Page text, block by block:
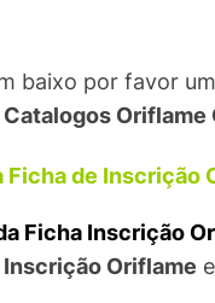
baixo por favor
Catalogos
Ficha de Inscrição
Ficha Inscrição
Inscrição Oriflame